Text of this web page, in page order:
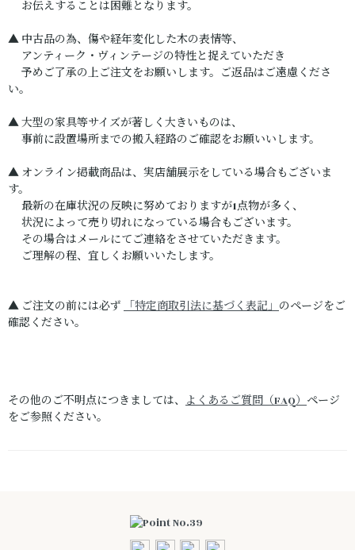
お伝えすることは困難となります。
▲ 中古品の為、傷や経年変化した木の表情等、
アンティーク・ヴィンテージの特性と捉えていただき
予めご了承の上ご注文をお願いします。ご返品はご遠慮くださ
い。
▲ 大型の家具等サイズが著しく大きいものは、
事前に設置場所までの搬入経路のご確認をお願いいします。
▲ オンライン掲載商品は、実店舗展示をしている場合もございま
す。
最新の在庫状況の反映に努めておりますが1点物が多く、
状況によって売り切れになっている場合もございます。
その場合はメールにてご連絡をさせていただきます。
ご理解の程、宜しくお願いいたします。
▲ ご注文の前には必ず 「特定商取引法に基づく表記」のページをご
確認ください。
その他のご不明点につきましては、 よくあるご質問（FAQ）ページ
をご参照ください。